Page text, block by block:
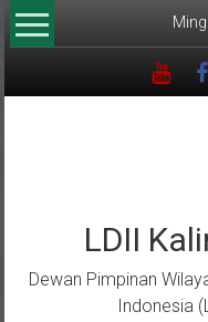
Lompat
ke
LDII
Dewan Pimpinan
Indonesia